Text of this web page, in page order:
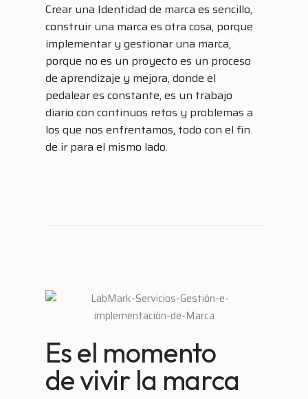
Crear una Identidad de marca es sencillo,
construir una marca es otra cosa, porque
implementar y gestionar una marca,
porque no es un proyecto es un proceso
de aprendizaje y mejora, donde el
pedalear es constante, es un trabajo
diario con continuos retos y problemas a
los que nos enfrentamos, todo con el fin
de ir para el mismo lado.
Es el momento
de vivir la marca